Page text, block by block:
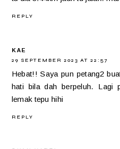
REPLY
KAE
29 SEPTEMBER 2023 AT 22:57
Hebat!! Saya pun petang2
hati bila dah berpeluh. Lagi
lemak tepu hihi
REPLY